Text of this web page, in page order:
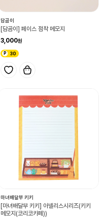
담곰이
[담곰이] 페이스 점착 메모지
3,000
30
마녀배달부 키키
[마녀배달부 키키] 아넬리스시리즈(키키
메모지(코리코카페))